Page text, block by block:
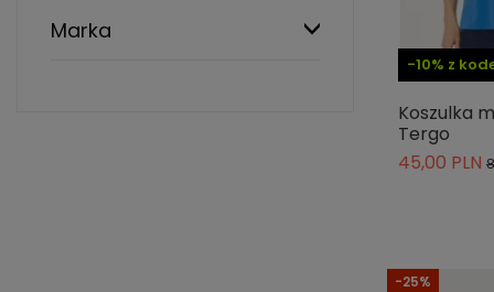
-10% z
Koszulka
Tergo
45,00 PLN
-25%
Marka